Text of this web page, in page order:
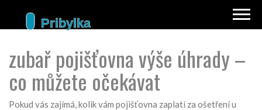
zubař pojišťovna výše úhrady –
co můžete očekávat
Pokud vás zajímá, kolik vám pojišťovna zaplatí za ošetření u